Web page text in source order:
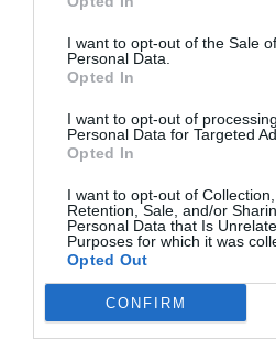
I want to opt-out of the Sale
Personal Data.
Opted In
I want to opt-out of
Personal Data for Targeted
Opted In
I want to opt-out of Collection,
Retention, Sale, and/or
Personal Data that Is
Purposes for which it was
Opted Out
CONFIRM